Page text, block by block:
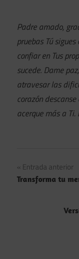
Padre amado,
pruebas Tú
confiar en Tus
sucede. Dame
atravesar las
corazón
acerque más a Ti.
Navegación
de
entradas
Entrada anterior
Transforma tu